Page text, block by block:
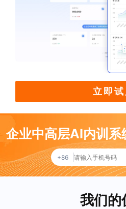
立即试
企业中高层AI内训系
+86
我们的